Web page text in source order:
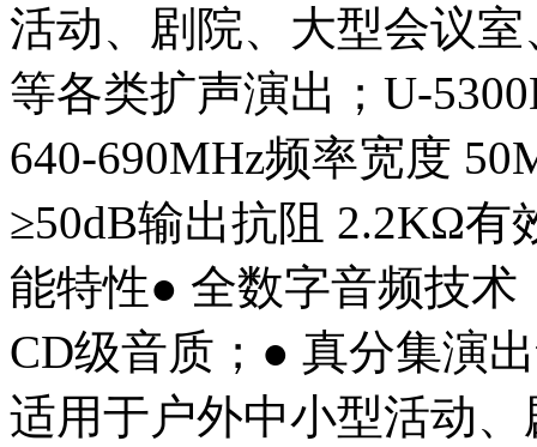
活动、剧院、大型会议
等各类扩声演出；U-
640-690MHz频率宽度
≥50dB输出抗阻 2.2KΩ有
能特性● 全数字音频技术
CD级音质；● 真分集演
适用于户外中小型活动